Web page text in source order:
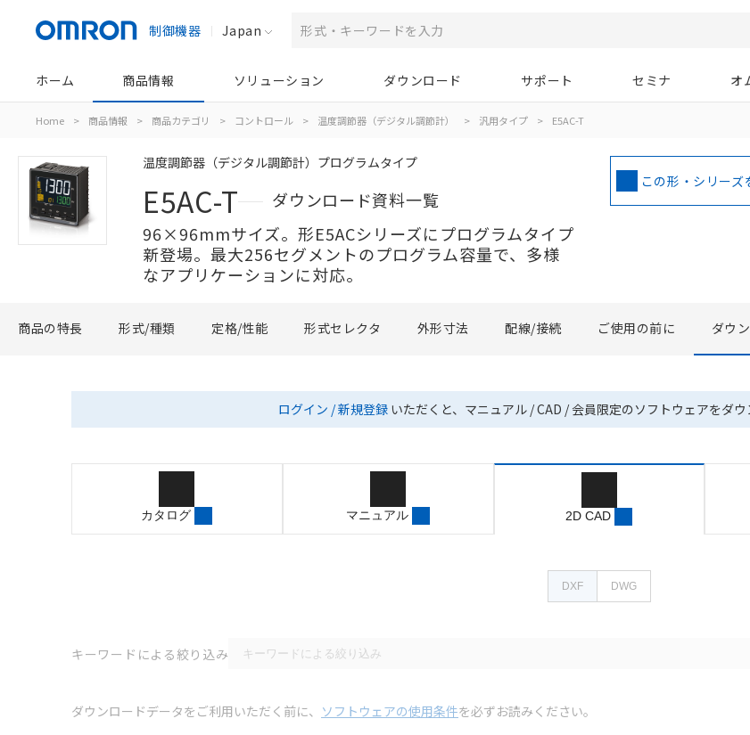
制御機器 Japan
ホーム 商品情報 ソリューション ダウンロード サポート セミナ オ
Home > 商品情報 > 商品カテゴリ > コントロール > 温度調節器（デジタル調節計） > 汎用タイプ > E5AC-T
温度調節器（デジタル調節計）プログラムタイプ
E5AC-T
ダウンロード資料一覧
96×96mmサイズ。形E5ACシリーズにプログラムタイプ
新登場。最大256セグメントのプログラム容量で、多様
なアプリケーションに対応。
この形・シリー
商品の特長 形式/種類 定格/性能 形式セレクタ 外形寸法 配線/接続 ご使用の前に ダウ
ログイン / 新規登録 いただくと、マニュアル / CAD / 会員限定のソフトウェアをダウ
カタログ マニュアル 2D CAD
DXF DWG
キーワードによる絞り込み
ダウンロードデータをご利用いただく前に、 ソフトウェアの使用条件を必ずお読みください。